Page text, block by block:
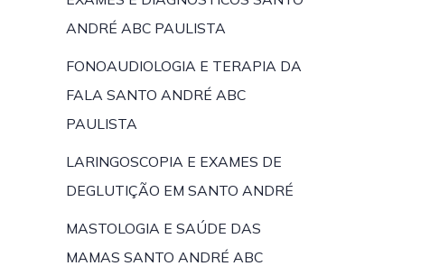
ANDRÉ ABC PAULISTA
FONOAUDIOLOGIA E TERAPIA DA
FALA SANTO ANDRÉ ABC
PAULISTA
LARINGOSCOPIA E EXAMES DE
DEGLUTIÇÃO EM SANTO ANDRÉ
MASTOLOGIA E SAÚDE DAS
MAMAS SANTO ANDRÉ ABC